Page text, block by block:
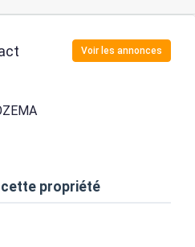
Voir les annonces
cette propriété